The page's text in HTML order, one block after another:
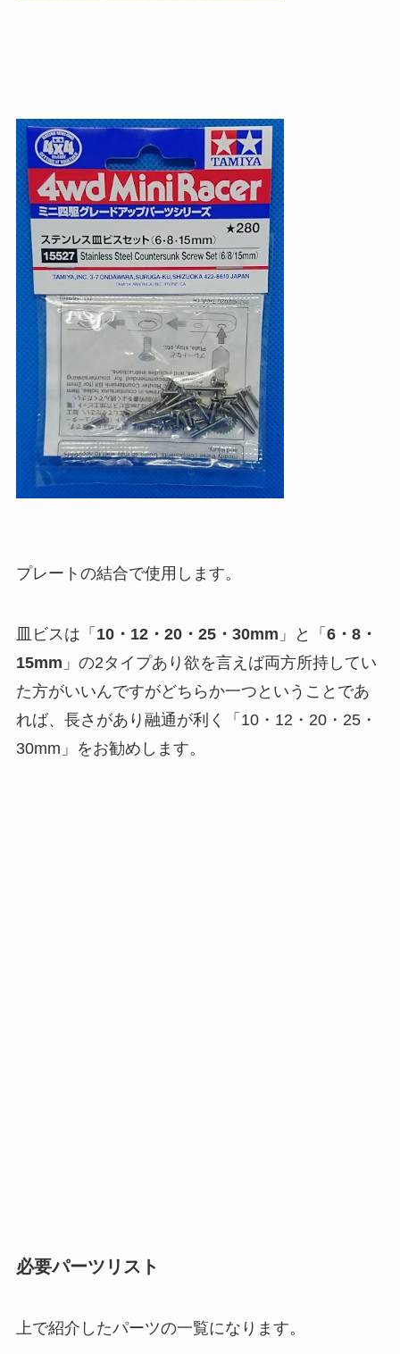
プレートの結合で使用します。
皿ビスは「 10・12・20・25・30mm 」と「 6・8・
15mm 」の2タイプあり欲を言えば両方所持してい
た方がいいんですがどちらか一つということであ
れば、長さがあり融通が利く「10・12・20・25・
30mm」をお勧めします。
必要パーツリスト
上で紹介したパーツの一覧になります。